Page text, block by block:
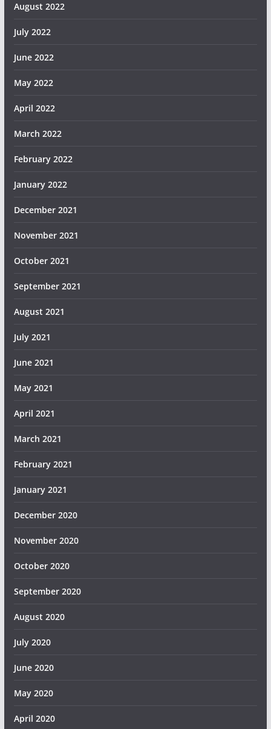
August 2022
July 2022
June 2022
May 2022
April 2022
March 2022
February 2022
January 2022
December 2021
November 2021
October 2021
September 2021
August 2021
July 2021
June 2021
May 2021
April 2021
March 2021
February 2021
January 2021
December 2020
November 2020
October 2020
September 2020
August 2020
July 2020
June 2020
May 2020
April 2020